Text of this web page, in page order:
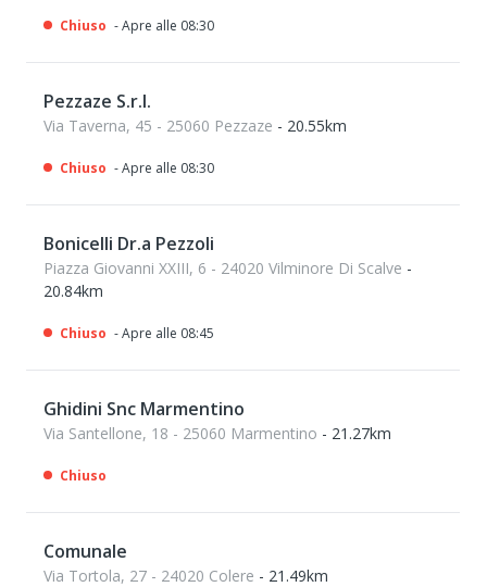
Chiuso - Apre alle 08:30
Pezzaze S.r.l.
Via Taverna, 45 - 25060 Pezzaze - 20.55km
Chiuso - Apre alle 08:30
Bonicelli Dr.a Pezzoli
Piazza Giovanni XXIII, 6 - 24020 Vilminore Di Scalve -
20.84km
Chiuso - Apre alle 08:45
Ghidini Snc Marmentino
Via Santellone, 18 - 25060 Marmentino - 21.27km
Chiuso
Comunale
Via Tortola, 27 - 24020 Colere - 21.49km